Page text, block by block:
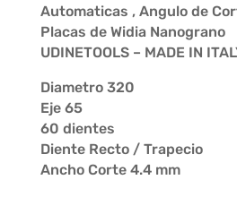
Automaticas , Angulo de
Placas de Widia Nanograno
UDINETOOLS – MADE IN
Diametro 320
Eje 65
60 dientes
Diente Recto / Trapecio
Ancho Corte 4.4 mm